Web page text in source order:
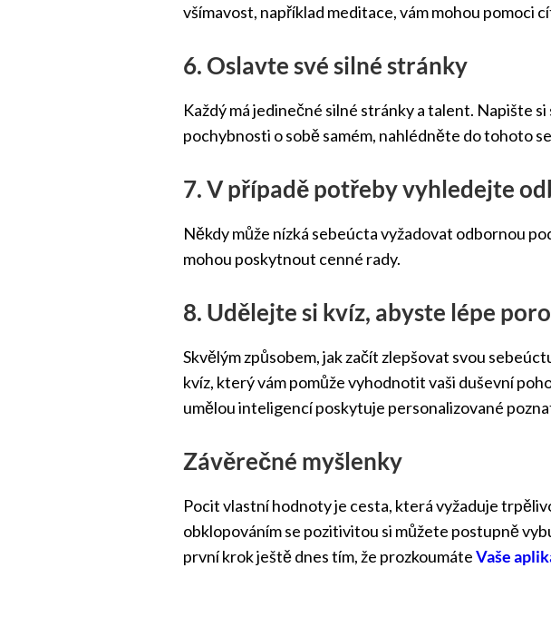
všímavost, například meditace, vám mohou pomoci
6. Oslavte své silné stránky
Každý má jedinečné silné stránky a talent. Napište
pochybnosti o sobě samém, nahlédněte do tohoto
7. V případě potřeby vyhledejte
Někdy může nízká sebeúcta vyžadovat odbornou
mohou poskytnout cenné rady.
8. Udělejte si kvíz, abyste lépe
Skvělým způsobem, jak začít zlepšovat svou
kvíz, který vám pomůže vyhodnotit vaši duševní
umělou inteligencí poskytuje personalizované
Závěrečné myšlenky
Pocit vlastní hodnoty je cesta, která vyžaduje
obklopováním se pozitivitou si můžete postupně
první krok ještě dnes tím, že prozkoumáteVaše